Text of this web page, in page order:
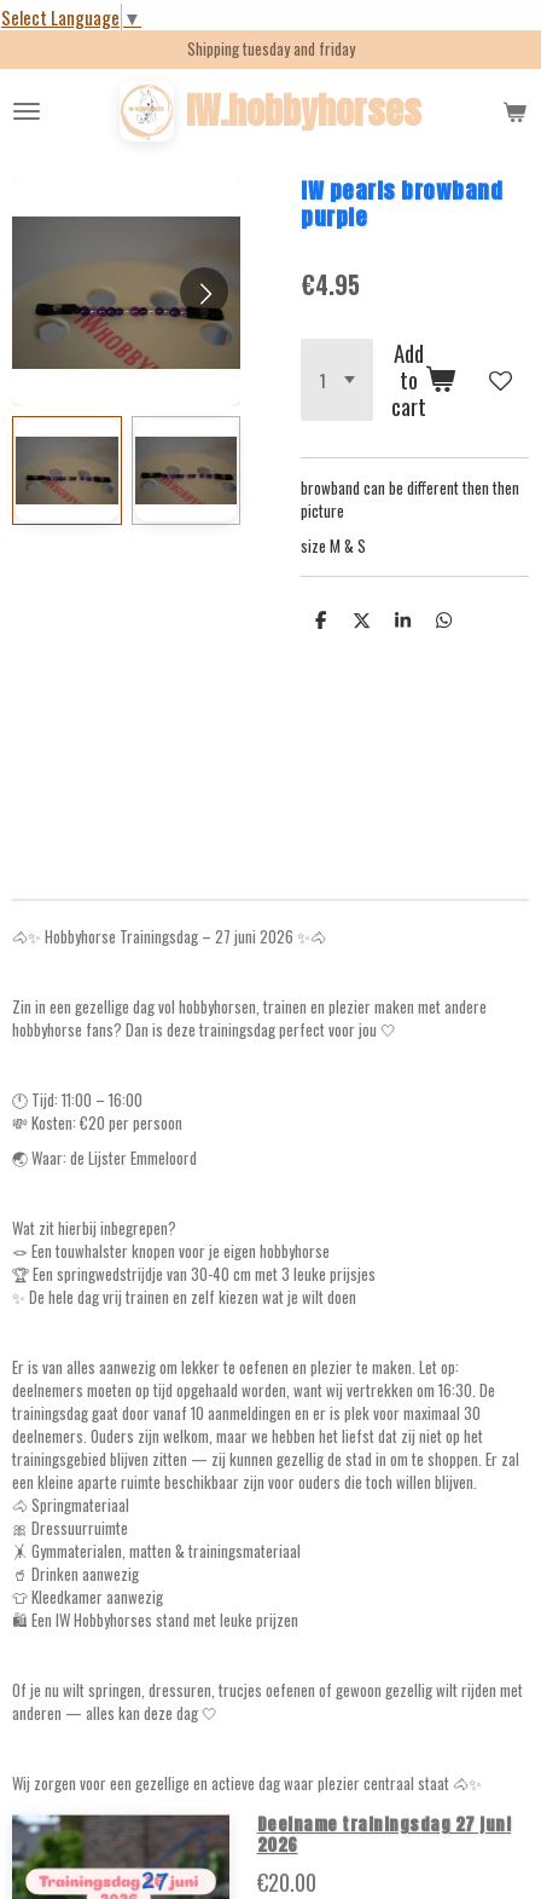
Select Language ▼
Skip
content
IW.hobbyhorses
Shipping tuesday and friday
IW pearls browband
purple
€4.95
Add
to
cart
browband can be different then then
picture
size M & S
S S S S
🐴✨ Hobbyhorse Trainingsdag – 27 juni 2026 ✨🐴
Zin in een gezellige dag vol hobbyhorsen, trainen en plezier maken met andere
hobbyhorse fans? Dan is deze trainingsdag perfect voor jou 🤍
🕚 Tijd: 11:00 – 16:00
💸 Kosten: €20 per persoon
🌏 Waar: de Lijster Emmeloord
Wat zit hierbij inbegrepen?
🪢 Een touwhalster knopen voor je eigen hobbyhorse
🏆 Een springwedstrijdje van 30-40 cm met 3 leuke prijsjes
✨ De hele dag vrij trainen en zelf kiezen wat je wilt doen
Er is van alles aanwezig om lekker te oefenen en plezier te maken. Let op:
deelnemers moeten op tijd opgehaald worden, want wij vertrekken om 16:30. De
trainingsdag gaat door vanaf 10 aanmeldingen en er is plek voor maximaal 30
deelnemers. Ouders zijn welkom, maar we hebben het liefst dat zij niet op het
trainingsgebied blijven zitten — zij kunnen gezellig de stad in om te shoppen. Er zal
een kleine aparte ruimte beschikbaar zijn voor ouders die toch willen blijven.
🐴 Springmateriaal
🎀 Dressuurruimte
🤸 Gymmaterialen, matten & trainingsmateriaal
🥤 Drinken aanwezig
👕 Kleedkamer aanwezig
🛍️ Een IW Hobbyhorses stand met leuke prijzen
Of je nu wilt springen, dressuren, trucjes oefenen of gewoon gezellig wilt rijden met
anderen — alles kan deze dag 🤍
Wij zorgen voor een gezellige en actieve dag waar plezier centraal staat 🐴✨
Deelname trainingsdag 27 juni
2026
€20.00